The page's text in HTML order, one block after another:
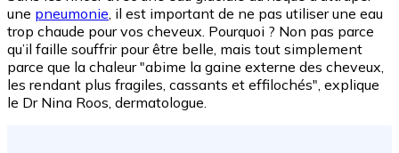
une pneumonie, il est important de ne pas utiliser une eau
trop chaude pour vos cheveux. Pourquoi ? Non pas parce
qu’il faille souffrir pour être belle, mais tout simplement
parce que la chaleur "abime la gaine externe des cheveux,
les rendant plus fragiles, cassants et effilochés", explique
le Dr Nina Roos, dermatologue.